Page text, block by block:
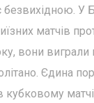
безвихідною. У
матчів
вони виграли
Єдина